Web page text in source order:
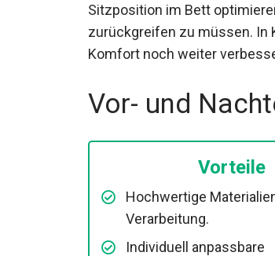
Sitzposition im Bett
zurückgreifen zu müssen. In
Komfort noch weiter
Vor- und
Vorteile
Hochwertige
Verarbeitung.
Individuell anpassbare